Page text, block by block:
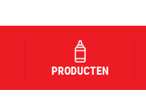
PRODUCTEN